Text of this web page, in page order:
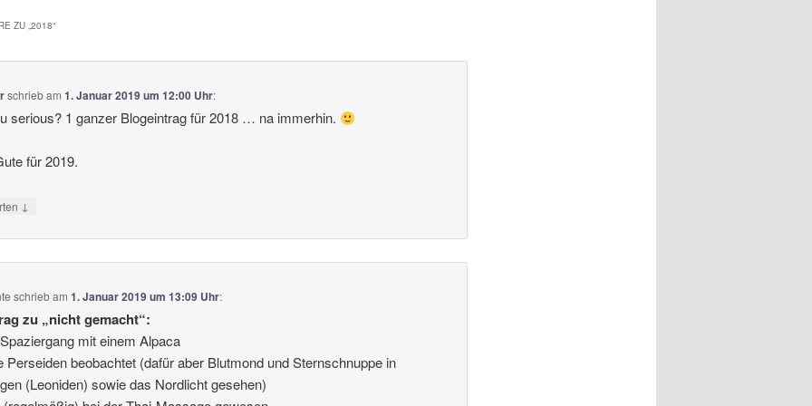
ZU „ 2018“
schriebam1. Januar 2019 um 12:00 Uhr:
serious? 1 ganzer Blogeintrag für 2018 … na immerhin.
für 2019.
↓
schriebam1. Januar 2019 um 13:09 Uhr:
zu „nicht gemacht“:
mit einem Alpaca
Perseiden beobachtet (dafür aber Blutmond und Sternschnuppe in
(Leoniden) sowie das Nordlicht gesehen)